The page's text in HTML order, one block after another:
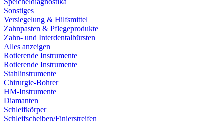
Speicheldiagnostika
Sonstiges
Versiegelung & Hilfsmittel
Zahnpasten & Pflegeprodukte
Zahn- und Interdentalbürsten
Alles anzeigen
Rotierende Instrumente
Rotierende Instrumente
Stahlinstrumente
Chirurgie-Bohrer
HM-Instrumente
Diamanten
Schleifkörper
Schleifscheiben/Finierstreifen